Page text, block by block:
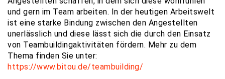
und gern im Team arbeiten. In der heutigen Arbeitswelt
ist eine starke Bindung zwischen den Angestellten
unerlässlich und diese lässt sich die durch den Einsatz
von Teambuildingaktivitäten fördern. Mehr zu dem
Thema finden Sie unter:
https://www.bitou.de/teambuilding/